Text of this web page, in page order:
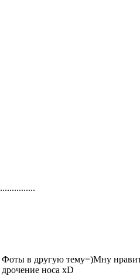
...............
Фоты в другую тему=)Мну
дрочение носа xD